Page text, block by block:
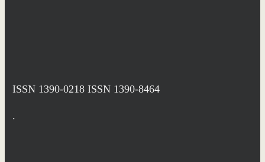
ISSN 1390-0218 ISSN 1390-8464
.